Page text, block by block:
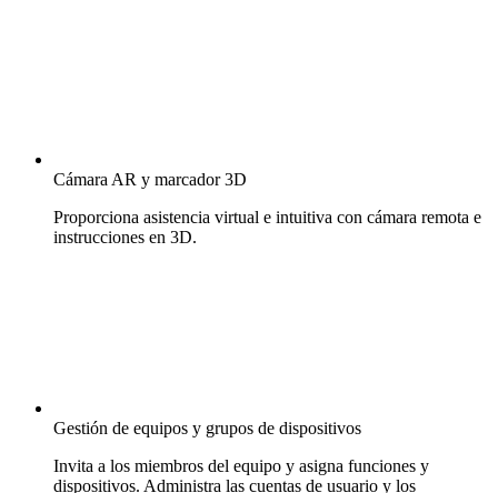
Cámara AR y marcador 3D
Proporciona asistencia virtual e intuitiva con cámara remota e
instrucciones en 3D.
Gestión de equipos y grupos de dispositivos
Invita a los miembros del equipo y asigna funciones y
dispositivos. Administra las cuentas de usuario y los